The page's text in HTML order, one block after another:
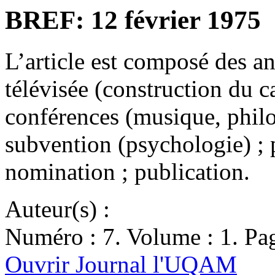
BREF: 12 février 1975
L’article est composé des
télévisée (construction du
conférences (musique,
subvention (psychologie)
nomination ; publication.
Auteur(s) :
Numéro : 7. Volume : 1.
Ouvrir Journal l'UQAM